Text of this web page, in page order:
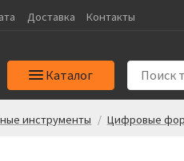
Доставка Контакты
Каталог
инструменты / Цифровые